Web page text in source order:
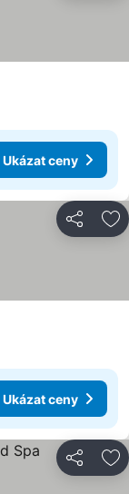
Ukázat ceny
Sdílet
Ukázat ceny
Sdílet